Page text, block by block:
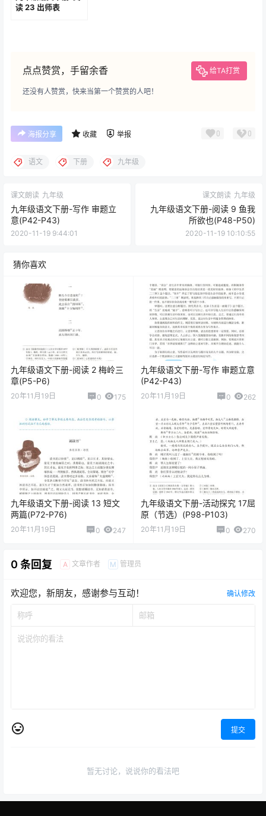
读 23 出师表
点点赞赏，手留余香 给TA打赏
还没有人赞赏，快来当第一个赞赏的人吧！
海报分享 收藏 举报 0 0
语文 下册 九年级
课文朗读 九年级
九年级语文下册-写作 审题立
意(P42-P43)
2020-11-19 9:44:01
课文朗读 九年级
九年级语文下册-阅读 9 鱼我
所欲也(P48-P50)
2020-11-19 10:10:55
猜你喜欢
九年级语文下册-阅读 2 梅岭三
章(P5-P6)
20年11月19日 0 175
九年级语文下册-写作 审题立意
(P42-P43)
20年11月19日 0 262
九年级语文下册-阅读 13 短文
两篇(P72-P76)
20年11月19日 0 247
九年级语文下册-活动探究 17屈
原（节选）(P98-P103)
20年11月19日 0 270
0 条回复 A 文章作者 M 管理员
欢迎您，新朋友，感谢参与互动！ 确认修改
提交
暂无讨论，说说你的看法吧